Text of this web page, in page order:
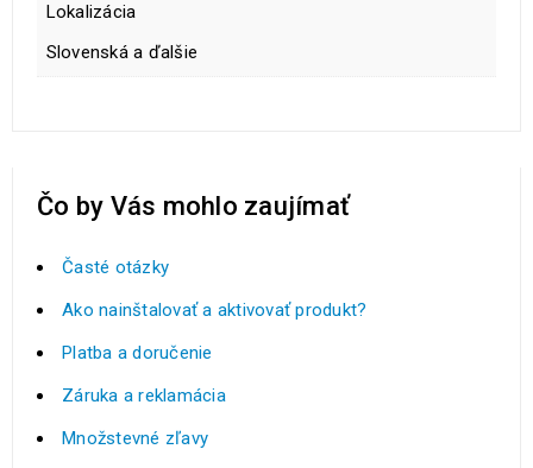
Lokalizácia
Slovenská a ďalšie
Čo by Vás mohlo zaujímať
Časté otázky
Ako nainštalovať a aktivovať produkt?
Platba a doručenie
Záruka a reklamácia
Množstevné zľavy